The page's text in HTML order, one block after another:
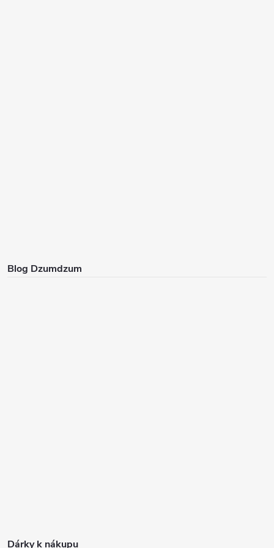
Blog Dzumdzum
Dárky k nákupu